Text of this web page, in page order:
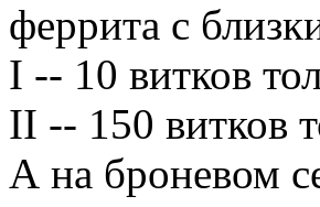
феррита с
I -- 10 витков
II -- 150 витков
А на броневом